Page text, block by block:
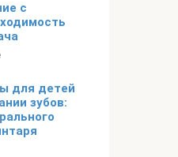
с
для детей
зубов: